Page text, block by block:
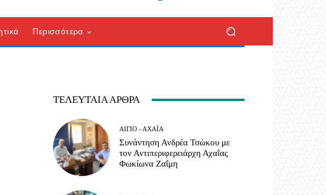
Περισσότερα
ΤΕΛΕΥΤΑΊΑ ΆΡΘΡΑ
ΑΊΓΙΟ - ΑΧΑΪ́Α
Συνάντηση Ανδρέα Τσώκου με
τον Αντιπεριφερειάρχη Αχαΐας
Φωκίωνα Ζαΐμη